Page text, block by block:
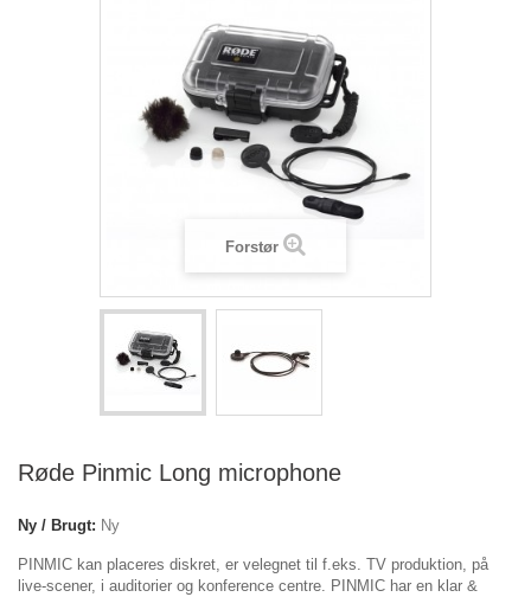
Forstør
Røde Pinmic Long microphone
Ny / Brugt: Ny
PINMIC kan placeres diskret, er velegnet til f.eks. TV produktion, på
live-scener, i auditorier og konference centre. PINMIC har en klar &